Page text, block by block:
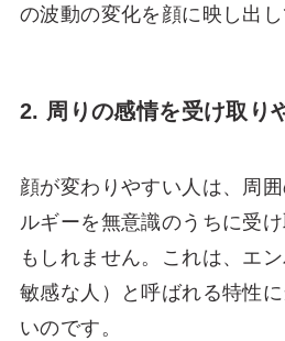
の波動の変化を顔に映し出し
2. 周りの感情を受け取り
顔が変わりやすい人は、周
ルギーを無意識のうちに受
もしれません。これは、エ
敏感な人）と呼ばれる特性
いのです。